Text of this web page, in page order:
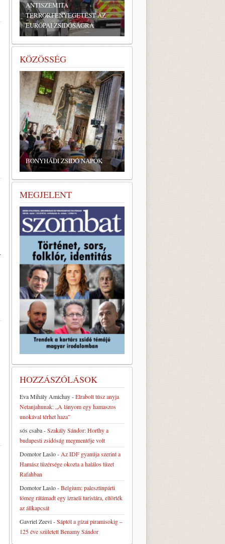
ANTISZEMITA
TERRORFENYEGETÉST AZ
EURÓPAI ZSIDÓSÁGRA
KÖZÖSSÉG
BONYHÁDI ZSIDÓ NAPOK
MEGJELENT
HOZZÁSZÓLÁSOK
Eva Mihály Amichay-Elrabolt túsz anyja
Netanjahunak: „A lányom egy hamaszos
unokával térhet haza”
sós csaba-Szakály Sándor: Horthy a
budapesti zsidóság megmentője volt
Domotor Laslo- Az IDF gyanúja szerint a
Hamász tüzérsége okozta a halálos tüzet
Rafahban
Domotor Laslo-Belgium: palesztinpárti
tömeg rátámadt egy izraeli turistára, eltörték
az állkapcsát
Gavriel Zeevi-Sáptól a gízai piramisokig –
125 éve született Benamy Sándor